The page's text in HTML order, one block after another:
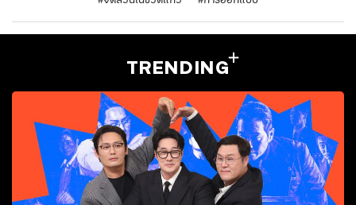
TRENDING